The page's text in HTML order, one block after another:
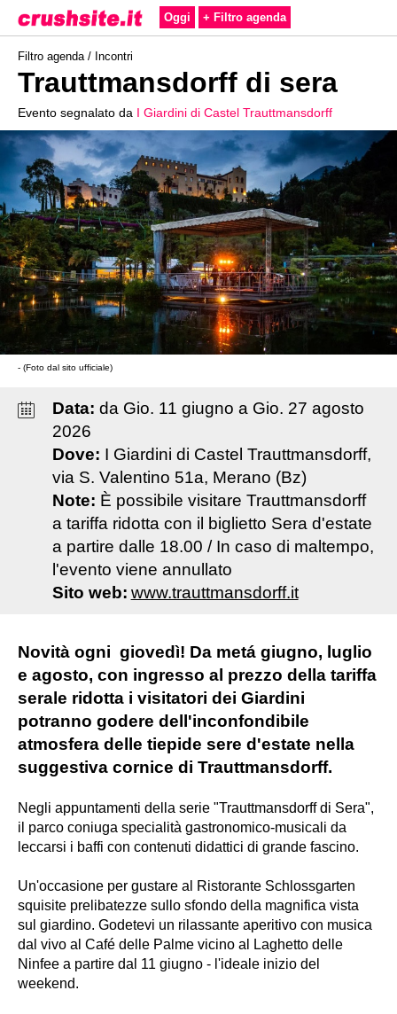
Oggi + Filtro agenda
Filtro agenda / Incontri
Trauttmansdorff di sera
Evento segnalato da I Giardini di Castel Trauttmansdorff
- (Foto dal sito ufficiale)
Data: da Gio. 11 giugno a Gio. 27 agosto
2026
Dove: I Giardini di Castel Trauttmansdorff,
via S. Valentino 51a, Merano (Bz)
Note: È possibile visitare Trauttmansdorff
a tariffa ridotta con il biglietto Sera d'estate
a partire dalle 18.00 / In caso di maltempo,
l'evento viene annullato
Sito web: www.trauttmansdorff.it
Novità ogni giovedì! Da metá giugno, luglio
e agosto, con ingresso al prezzo della tariffa
serale ridotta i visitatori dei Giardini
potranno godere dell'inconfondibile
atmosfera delle tiepide sere d'estate nella
suggestiva cornice di Trauttmansdorff.
Negli appuntamenti della serie "Trauttmansdorff di Sera",
il parco coniuga specialità gastronomico-musicali da
leccarsi i baffi con contenuti didattici di grande fascino.
Un'occasione per gustare al Ristorante Schlossgarten
squisite prelibatezze sullo sfondo della magnifica vista
sul giardino. Godetevi un rilassante aperitivo con musica
dal vivo al Café delle Palme vicino al Laghetto delle
Ninfee a partire dal 11 giugno - l'ideale inizio del
weekend.